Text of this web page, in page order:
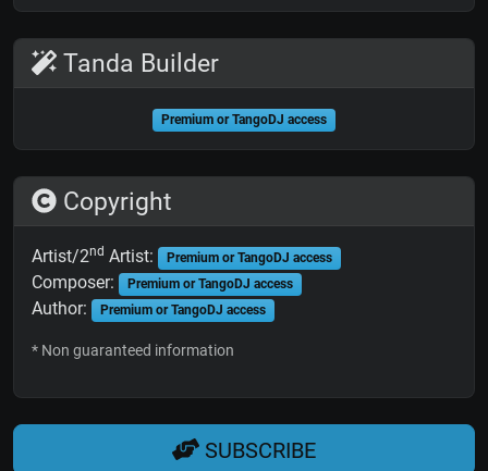
Tanda Builder
Premium or TangoDJ access
Copyright
Artist/2nd Artist: Premium or TangoDJ access
Composer: Premium or TangoDJ access
Author: Premium or TangoDJ access
* Non guaranteed information
SUBSCRIBE